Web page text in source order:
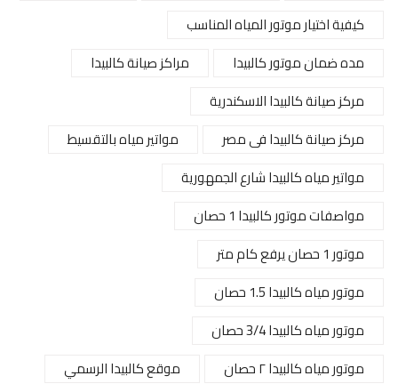
كيفية اختيار موتور المياه المناسب
مده ضمان موتور كالبيدا
مراكز صيانة كالبيدا
مركز صيانة كالبيدا الاسكندرية
مركز صيانة كالبيدا فى مصر
مواتير مياه بالتقسيط
مواتير مياه كالبيدا شارع الجمهورية
مواصفات موتور كالبيدا 1 حصان
موتور 1 حصان يرفع كام متر
موتور مياه كالبيدا 1.5 حصان
موتور مياه كالبيدا 3/4 حصان
موتور مياه كالبيدا ٢ حصان
موقع كالبيدا الرسمي